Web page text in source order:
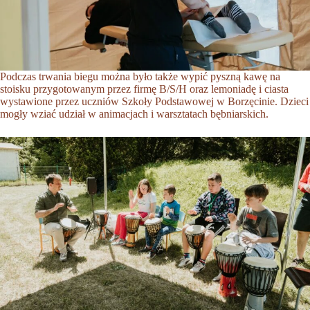
Podczas trwania biegu można było także wypić pyszną kawę na
stoisku przygotowanym przez firmę B/S/H oraz lemoniadę i ciasta
wystawione przez uczniów Szkoły Podstawowej w Borzęcinie. Dzieci
mogły wziać udział w animacjach i warsztatach bębniarskich.